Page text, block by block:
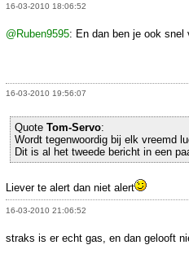
16-03-2010 18:06:52
@Ruben9595: En dan ben je ook snel
16-03-2010 19:56:07
Quote Tom-Servo:
Wordt tegenwoordig bij elk vreemd
Dit is al het tweede bericht in een
Liever te alert dan niet alert
16-03-2010 21:06:52
straks is er echt gas, en dan gelooft